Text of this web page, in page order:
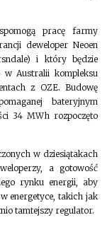
pracę farmy
deweloper Neoen
i który będzie
w Australii kompleksu
z OZE. Budowę
bateryjnym
34 MWh rozpoczęto
w dziesiątakach
a gotowość
rynku energii, aby
energetyce, takich jak
tamtejszy regulator.